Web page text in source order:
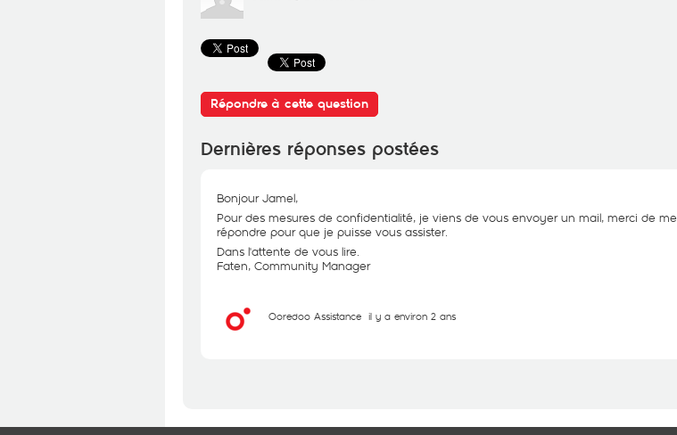
Répondre à cette question
Dernières réponses postées
Bonjour Jamel,
Pour des mesures de confidentialité, je viens de vous envoyer un mail, merci de me
répondre pour que je puisse vous assister.
Dans l'attente de vous lire.
Faten, Community Manager
Ooredoo Assistance il y a environ 2 ans